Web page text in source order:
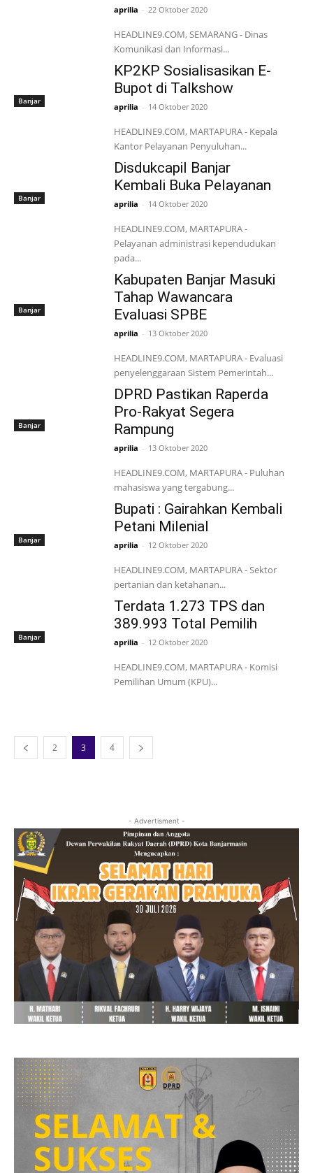
aprilia - 22 Oktober 2020
HEADLINE9.COM, SEMARANG - Dinas
Komunikasi dan Informasi...
Banjar
KP2KP Sosialisasikan E-
Bupot di Talkshow
aprilia - 14 Oktober 2020
HEADLINE9.COM, MARTAPURA - Kepala
Kantor Pelayanan Penyuluhan...
Banjar
Disdukcapil Banjar
Kembali Buka Pelayanan
aprilia - 14 Oktober 2020
HEADLINE9.COM, MARTAPURA -
Pelayanan administrasi kependudukan
pada...
Banjar
Kabupaten Banjar Masuki
Tahap Wawancara
Evaluasi SPBE
aprilia - 13 Oktober 2020
HEADLINE9.COM, MARTAPURA - Evaluasi
penyelenggaraan Sistem Pemerintah...
Banjar
DPRD Pastikan Raperda
Pro-Rakyat Segera
Rampung
aprilia - 13 Oktober 2020
HEADLINE9.COM, MARTAPURA - Puluhan
mahasiswa yang tergabung...
Banjar
Bupati : Gairahkan Kembali
Petani Milenial
aprilia - 12 Oktober 2020
HEADLINE9.COM, MARTAPURA - Sektor
pertanian dan ketahanan...
Banjar
Terdata 1.273 TPS dan
389.993 Total Pemilih
aprilia - 12 Oktober 2020
HEADLINE9.COM, MARTAPURA - Komisi
Pemilihan Umum (KPU)...
2 3 4
- Advertisment -